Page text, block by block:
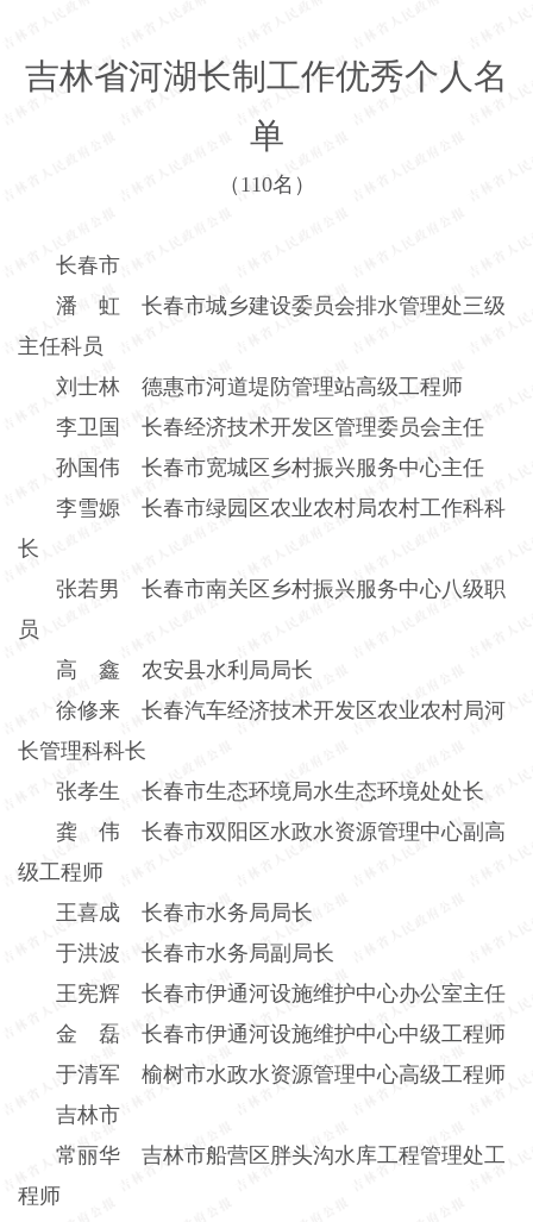
吉林省河湖长制工作优秀个人名
单
（ 110名）
长春市
潘 虹 长春市城乡建设委员会排水管理处三级
主任科员
刘士林 德惠市河道堤防管理站高级工程师
李卫国 长春经济技术开发区管理委员会主任
孙国伟 长春市宽城区乡村振兴服务中心主任
李雪嫄 长春市绿园区农业农村局农村工作科科
长
张若男 长春市南关区乡村振兴服务中心八级职
员
高 鑫 农安县水利局局长
徐修来 长春汽车经济技术开发区农业农村局河
长管理科科长
张孝生 长春市生态环境局水生态环境处处长
龚 伟 长春市双阳区水政水资源管理中心副高
级工程师
王喜成 长春市水务局局长
于洪波 长春市水务局副局长
王宪辉 长春市伊通河设施维护中心办公室主任
金 磊 长春市伊通河设施维护中心中级工程师
于清军 榆树市水政水资源管理中心高级工程师
吉林市
常丽华 吉林市船营区胖头沟水库工程管理处工
程师